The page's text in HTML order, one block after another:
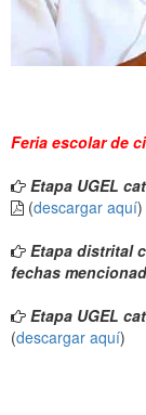
Feria escolar de
Etapa UGEL
(descargar aquí)
Etapa distrital
fechas
Etapa UGEL
(descargar aquí)